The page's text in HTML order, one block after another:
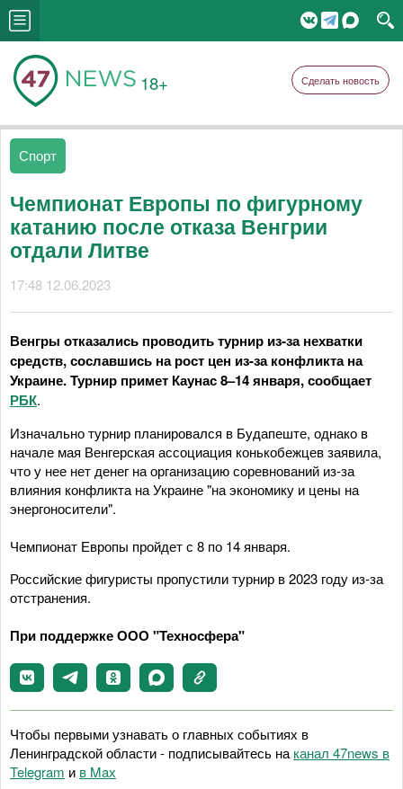
18+ Сделать новость
Спорт
Чемпионат Европы по фигурному
катанию после отказа Венгрии
отдали Литве
17:48 12.06.2023
Венгры отказались проводить турнир из-за нехватки
средств, сославшись на рост цен из-за конфликта на
Украине. Турнир примет Каунас 8–14 января, сообщает
РБК.
Изначально турнир планировался в Будапеште, однако в
начале мая Венгерская ассоциация конькобежцев заявила,
что у нее нет денег на организацию соревнований из-за
влияния конфликта на Украине "на экономику и цены на
энергоносители".
Чемпионат Европы пройдет с 8 по 14 января.
Российские фигуристы пропустили турнир в 2023 году из-за
отстранения.
При поддержке ООО "Техносфера"
Чтобы первыми узнавать о главных событиях в
Ленинградской области - подписывайтесь на канал 47news в
Telegram и в Maх